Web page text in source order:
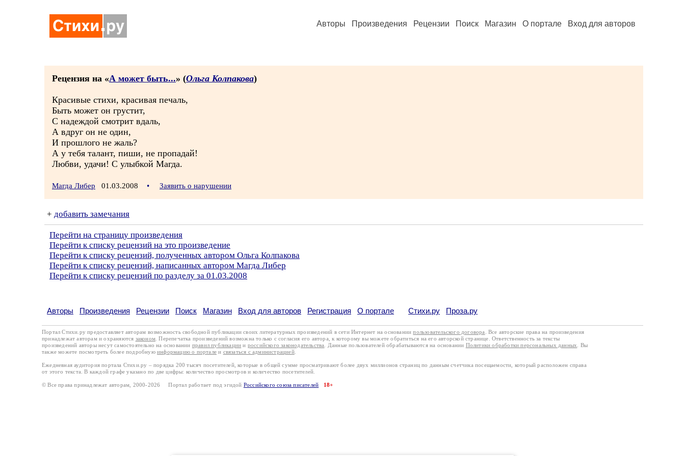
Авторы Произведения Рецензии Поиск Магазин О портале Вход для авторов
Рецензия на «А может быть...» (Ольга Колпакова)
Красивые стихи, красивая печаль,
Быть может он грустит,
С надеждой смотрит вдаль,
А вдруг он не один,
И прошлого не жаль?
А у тебя талант, пиши, не пропадай!
Любви, удачи! С улыбкой Магда.
Магда Либер 01.03.2008 • Заявить о нарушении
+ добавить замечания
Перейти на страницу произведения
Перейти к списку рецензий на это произведение
Перейти к списку рецензий, полученных автором Ольга Колпакова
Перейти к списку рецензий, написанных автором Магда Либер
Перейти к списку рецензий по разделу за 01.03.2008
Авторы Произведения Рецензии Поиск Магазин Вход для авторов Регистрация О портале Стихи.ру Проза.ру
Портал Стихи.ру предоставляет авторам возможность свободной публикации своих литературных произведений в сети Интернет на основаниипользовательского договора
. Все авторские права на произведения
принадлежат авторам и охраняются законом . Перепечатка произведений возможна только с согласия его автора, к которому вы можете обратиться на его авторской странице. Ответственность за тексты
произведений авторы несут самостоятельно на основании правил публикации и российского законодательства . Данные пользователей обрабатываются на основании Политики обработки персональных данных
. Вы
также можете посмотреть более подробную информацию о портале и связаться с администрацией.
Ежедневная аудитория портала Стихи.ру – порядка 200 тысяч посетителей, которые в общей сумме просматривают более двух миллионов страниц по данным счетчика посещаемости, который расположен справа
от этого текста. В каждой графе указано по две цифры: количество просмотров и количество посетителей.
© Все права принадлежат авторам, 2000-2026 Портал работает под эгидой Российского союза писателей 18+